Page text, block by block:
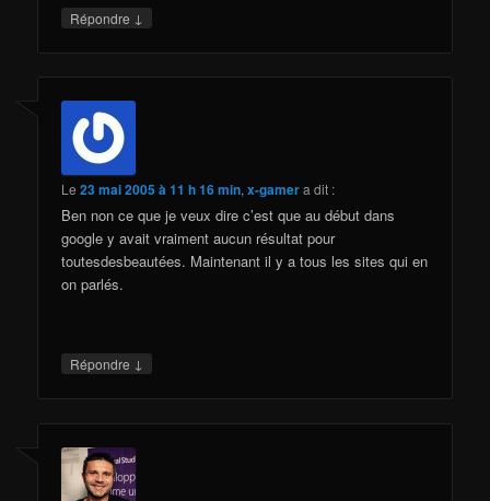
Répondre ↓
Le23 mai 2005 à 11 h 16 min,x-gamera dit :
Ben non ce que je veux dire c’est que au début dans
google y avait vraiment aucun résultat pour
toutesdesbeautées. Maintenant il y a tous les sites qui en
on parlés.
Répondre ↓